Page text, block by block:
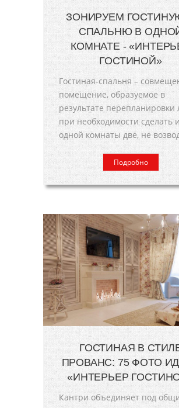
ЗОНИРУЕМ
СПАЛЬНЮ В
КОМНАТЕ -
ГОСТИНОЙ»
Гостиная-спальня –
помещение, образуемое в
результате перепланировки
при необходимости сделать
одной комнаты две, не
Подробно
ГОСТИНАЯ В
ПРОВАНС: 75 ФОТО
«ИНТЕРЬЕР
Кантри объединяет под